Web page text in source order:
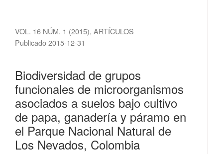
VOL. 16 NÚM. 1 (2015), ARTÍCULOS
Biodiversidad de grupos
funcionales de microorganismos
asociados a suelos bajo cultivo
de papa, ganadería y páramo en
el Parque Nacional Natural de
Los Nevados, Colombia
Publicado 2015-12-31